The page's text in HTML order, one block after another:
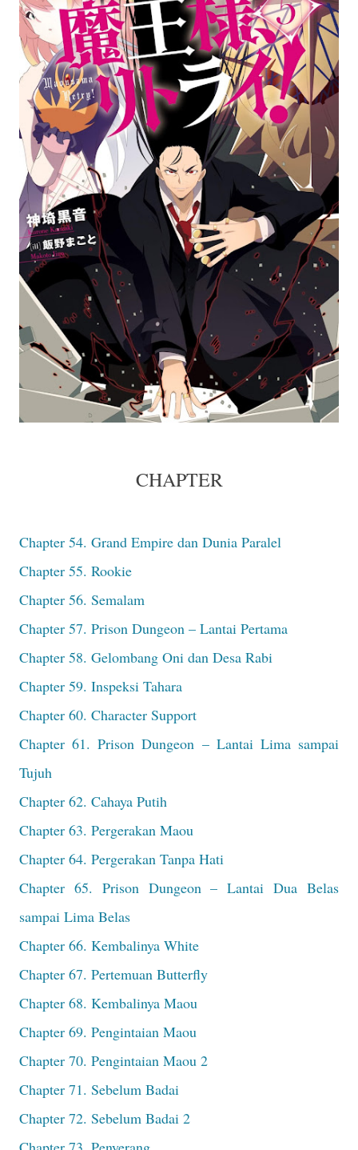
CHAPTER
Chapter 54. Grand Empire dan Dunia Paralel
Chapter 55. Rookie
Chapter 56. Semalam
Chapter 57. Prison Dungeon – Lantai Pertama
Chapter 58. Gelombang Oni dan Desa Rabi
Chapter 59. Inspeksi Tahara
Chapter 60. Character Support
Chapter 61. Prison Dungeon – Lantai Lima sampai
Tujuh
Chapter 62. Cahaya Putih
Chapter 63. Pergerakan Maou
Chapter 64. Pergerakan Tanpa Hati
Chapter 65. Prison Dungeon – Lantai Dua Belas
sampai Lima Belas
Chapter 66. Kembalinya White
Chapter 67. Pertemuan Butterfly
Chapter 68. Kembalinya Maou
Chapter 69. Pengintaian Maou
Chapter 70. Pengintaian Maou 2
Chapter 71. Sebelum Badai
Chapter 72. Sebelum Badai 2